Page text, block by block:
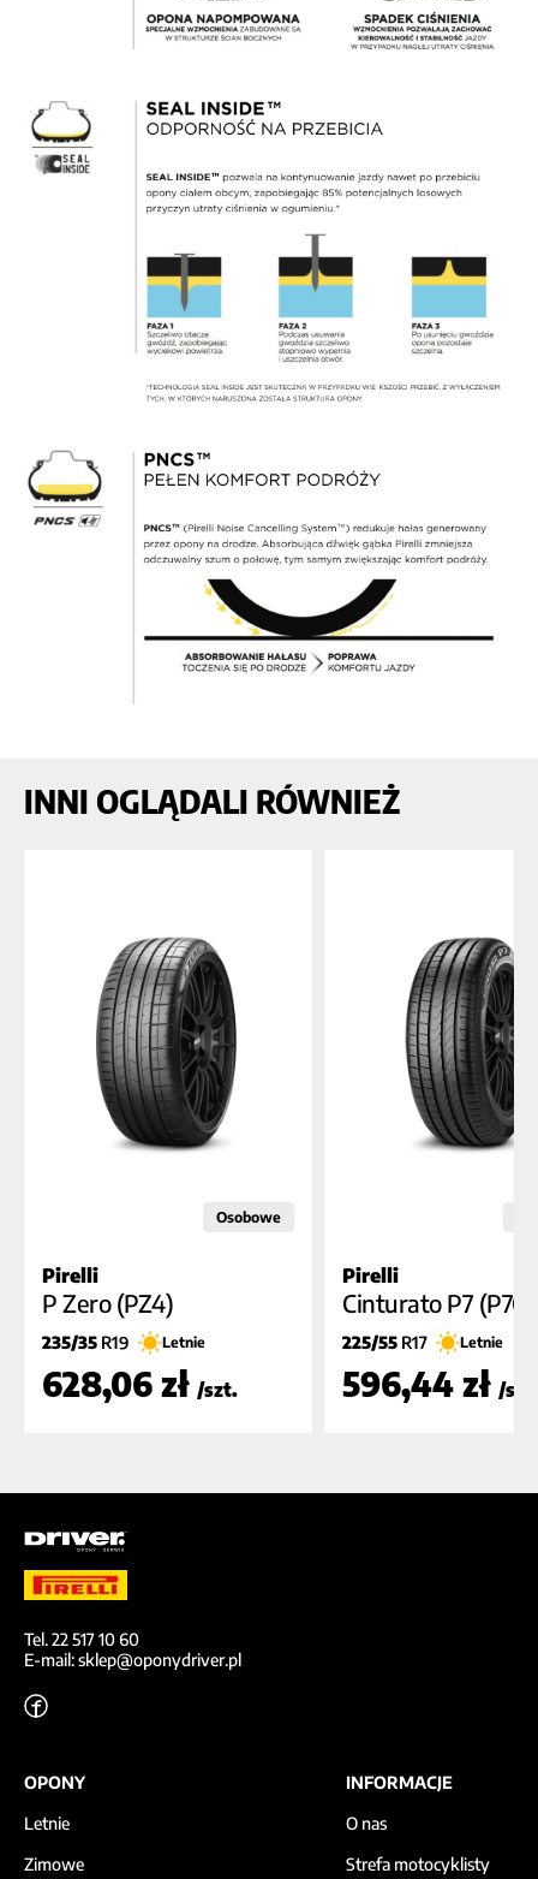
INNI OGLĄDALI RÓWNIEŻ
Osobowe
Pirelli
P Zero (PZ4)
235/35 R19 Letnie
628,06 zł /szt.
Pirelli
Cinturato P7
225/55 R17 Letnie
596,44 zł /szt.
Tel. 22 517 10 60
E-mail: sklep@oponydriver.pl
OPONY
Letnie
Zimowe
INFORMACJE
O nas
Strefa motocyklisty